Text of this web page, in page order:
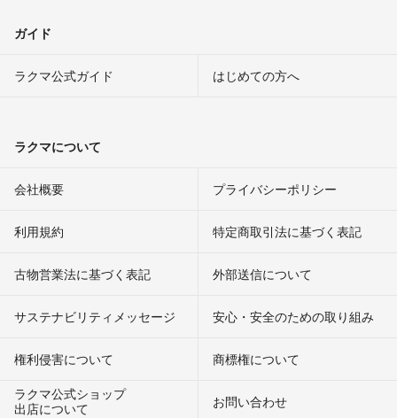
ガイド
ラクマ公式ガイド はじめての方へ
ラクマについて
会社概要 プライバシーポリシー
利用規約 特定商取引法に基づく表記
古物営業法に基づく表記 外部送信について
サステナビリティメッセージ 安心・安全のための取り組み
権利侵害について
商標権について
ラクマ公式ショップ
出店について
お問い合わせ